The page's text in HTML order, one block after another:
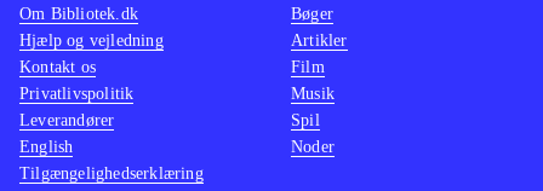
Om Bibliotek.dk
Hjælp og vejledning
Kontakt os
Privatlivspolitik
Leverandører
English
Tilgængelighedserklæring
Bøger
Artikler
Film
Musik
Spil
Noder